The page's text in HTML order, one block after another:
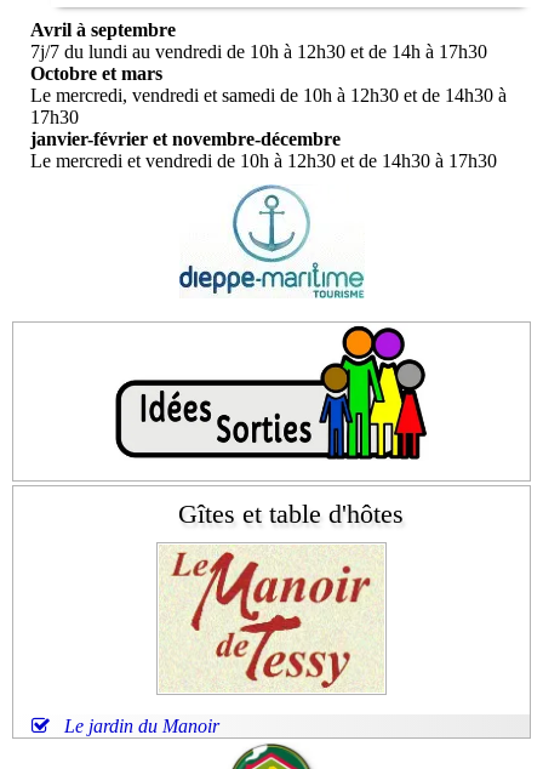
Avril à septembre
7j/7 du lundi au vendredi de 10h à 12h30 et de 14h à 17h30
Octobre et mars
Le mercredi, vendredi et samedi de 10h à 12h30 et de 14h30 à
17h30
janvier-février et novembre-décembre
Le mercredi et vendredi de 10h à 12h30 et de 14h30 à 17h30
Gîtes et table d'hôtes
Le jardin du Manoir